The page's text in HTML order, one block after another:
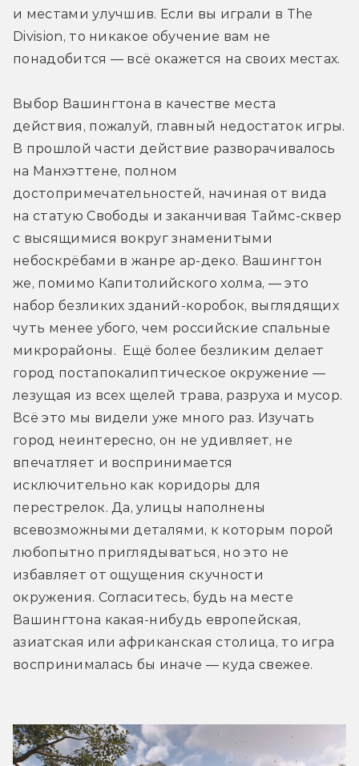
и местами улучшив. Если вы играли в The
Division, то никакое обучение вам не
понадобится — всё окажется на своих местах.
Выбор Вашингтона в качестве места
действия, пожалуй, главный недостаток игры.
В прошлой части действие разворачивалось
на Манхэттене, полном
достопримечательностей, начиная от вида
на статую Свободы и заканчивая Таймс-сквер
с высящимися вокруг знаменитыми
небоскрёбами в жанре ар-деко. Вашингтон
же, помимо Капитолийского холма, — это
набор безликих зданий-коробок, выглядящих
чуть менее убого, чем российские спальные
микрорайоны.  Ещё более безликим делает
город постапокалиптическое окружение —
лезущая из всех щелей трава, разруха и мусор.
Всё это мы видели уже много раз. Изучать
город неинтересно, он не удивляет, не
впечатляет и воспринимается
исключительно как коридоры для
перестрелок. Да, улицы наполнены
всевозможными деталями, к которым порой
любопытно приглядываться, но это не
избавляет от ощущения скучности
окружения. Согласитесь, будь на месте
Вашингтона какая-нибудь европейская,
азиатская или африканская столица, то игра
воспринималась бы иначе — куда свежее.